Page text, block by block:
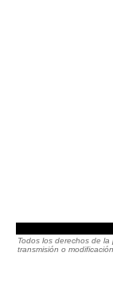
Todos los derechos de
transmisión o